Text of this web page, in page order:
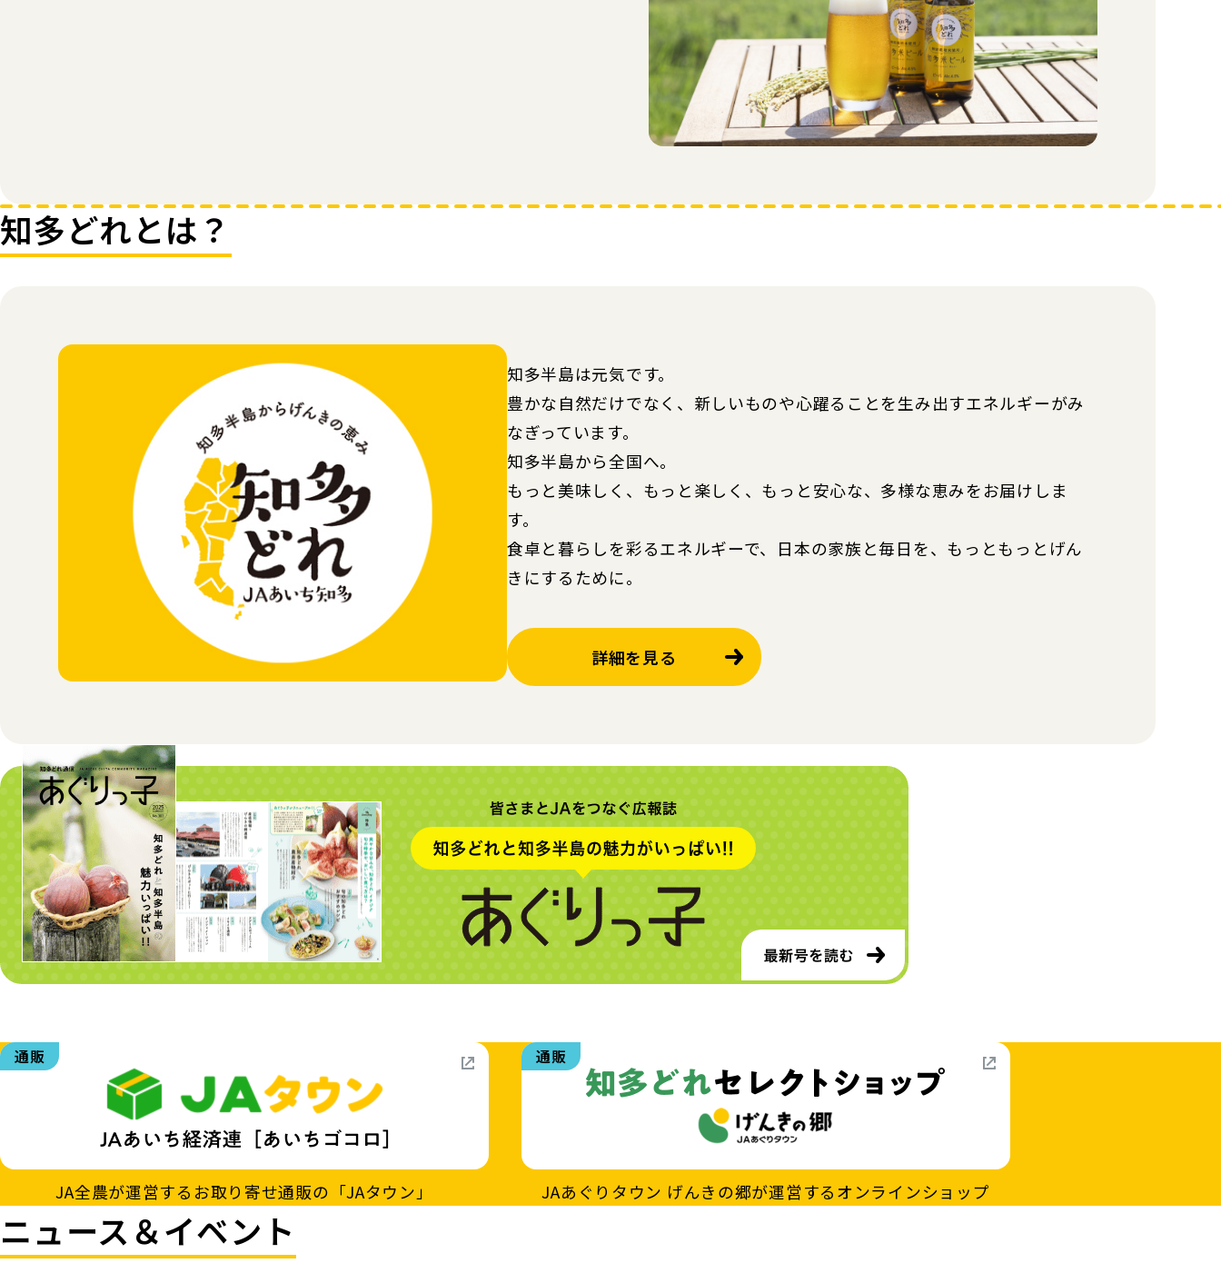
知多どれとは？
知多半島は元気です。
豊かな自然だけでなく、新しいものや心躍ることを生み出すエネルギーがみ
なぎっています。
知多半島から全国へ。
もっと美味しく、もっと楽しく、もっと安心な、多様な恵みをお届けしま
す。
食卓と暮らしを彩るエネルギーで、日本の家族と毎日を、もっともっとげん
きにするために。
詳細を見る
通販
JA全農が運営する お取り寄せ通販の「JAタウン」
通販
JAあぐりタウン げんきの郷が運営するオンラインショップ
ニュース＆イベント